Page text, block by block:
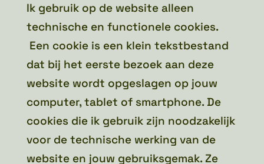
Ik gebruik op de website alleen
technische en functionele cookies.
Een cookie is een klein tekstbestand
dat bij het eerste bezoek aan deze
website wordt opgeslagen op jouw
computer, tablet of smartphone. De
cookies die ik gebruik zijn noodzakelijk
voor de technische werking van de
website en jouw gebruiksgemak. Ze